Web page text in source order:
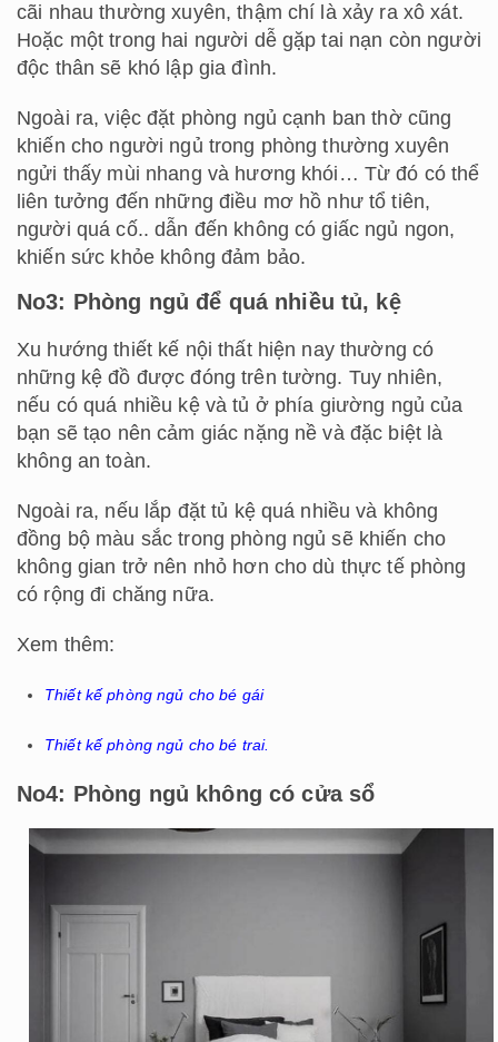
cãi nhau thường xuyên, thậm chí là xảy ra xô xát.
Hoặc một trong hai người dễ gặp tai nạn còn người
độc thân sẽ khó lập gia đình.
Ngoài ra, việc đặt phòng ngủ cạnh ban thờ cũng
khiến cho người ngủ trong phòng thường xuyên
ngửi thấy mùi nhang và hương khói… Từ đó có thể
liên tưởng đến những điều mơ hồ như tổ tiên,
người quá cố.. dẫn đến không có giấc ngủ ngon,
khiến sức khỏe không đảm bảo.
No3: Phòng ngủ để quá nhiều tủ, kệ
Xu hướng thiết kế nội thất hiện nay thường có
những kệ đồ được đóng trên tường. Tuy nhiên,
nếu có quá nhiều kệ và tủ ở phía giường ngủ của
bạn sẽ tạo nên cảm giác nặng nề và đặc biệt là
không an toàn.
Ngoài ra, nếu lắp đặt tủ kệ quá nhiều và không
đồng bộ màu sắc trong phòng ngủ sẽ khiến cho
không gian trở nên nhỏ hơn cho dù thực tế phòng
có rộng đi chăng nữa.
Xem thêm:
Thiết kế phòng ngủ cho bé gái
Thiết kế phòng ngủ cho bé trai.
No4: Phòng ngủ không có cửa sổ